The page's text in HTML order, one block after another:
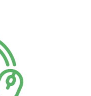
經科醫生初步檢
新考慮自己的生活。
他們三人平均活了
壽了。下了兩個決
、做一些只有自己可
寫3本書：(1)東風緩